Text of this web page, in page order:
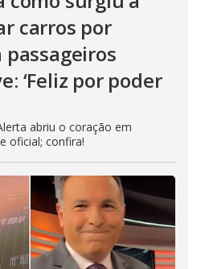
carros por
‘Feliz por poder
abriu o coração em
oficial; confira!